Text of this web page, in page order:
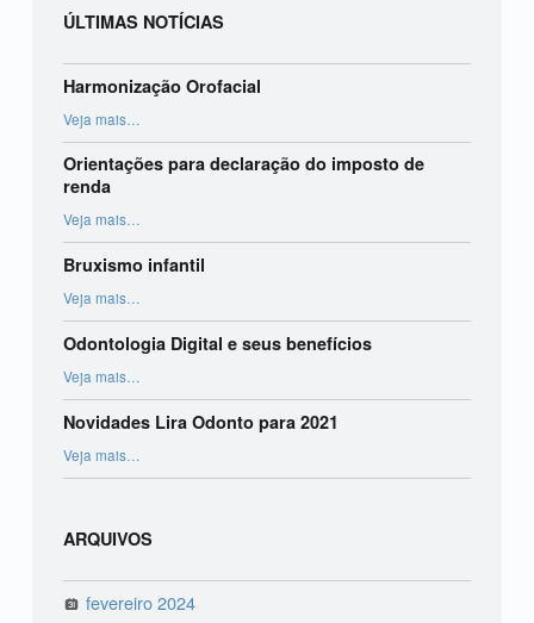
ÚLTIMAS NOTÍCIAS
Harmonização Orofacial
Veja mais…
Orientações para declaração do imposto de
renda
Veja mais“Orientações para declaração do imposto de renda”
…
Bruxismo infantil
Veja mais…
Odontologia Digital e seus benefícios
Veja mais“Odontologia Digital e seus benefícios”
…
Novidades Lira Odonto para 2021
Veja mais…
ARQUIVOS
fevereiro 2024